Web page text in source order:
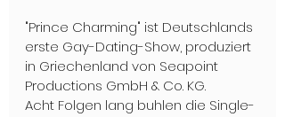
"Prince Charming" ist Deutschlands
erste Gay-Dating-Show, produziert
in Griechenland von Seapoint
Productions GmbH & Co. KG.
Acht Folgen lang buhlen die Single-